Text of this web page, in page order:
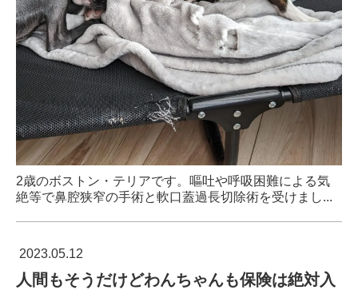
2歳のボストン・テリアです。嘔吐や呼吸困難による気
絶等で鼻腔狭窄の手術と軟口蓋過長切除術を受けまし...
2023.05.12
人間もそうだけどわんちゃんも保険は絶対入